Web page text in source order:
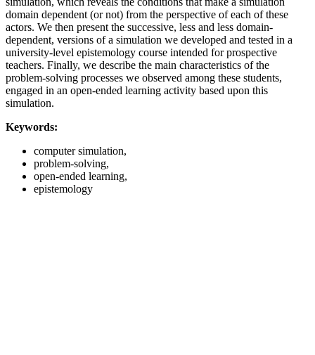
domain dependent (or not) from the perspective of each of these
actors. We then present the successive, less and less domain-
dependent, versions of a simulation we developed and tested in a
university-level epistemology course intended for prospective
teachers. Finally, we describe the main characteristics of the
problem-solving processes we observed among these students,
engaged in an open-ended learning activity based upon this
simulation.
Keywords:
computer simulation,
problem-solving,
open-ended learning,
epistemology